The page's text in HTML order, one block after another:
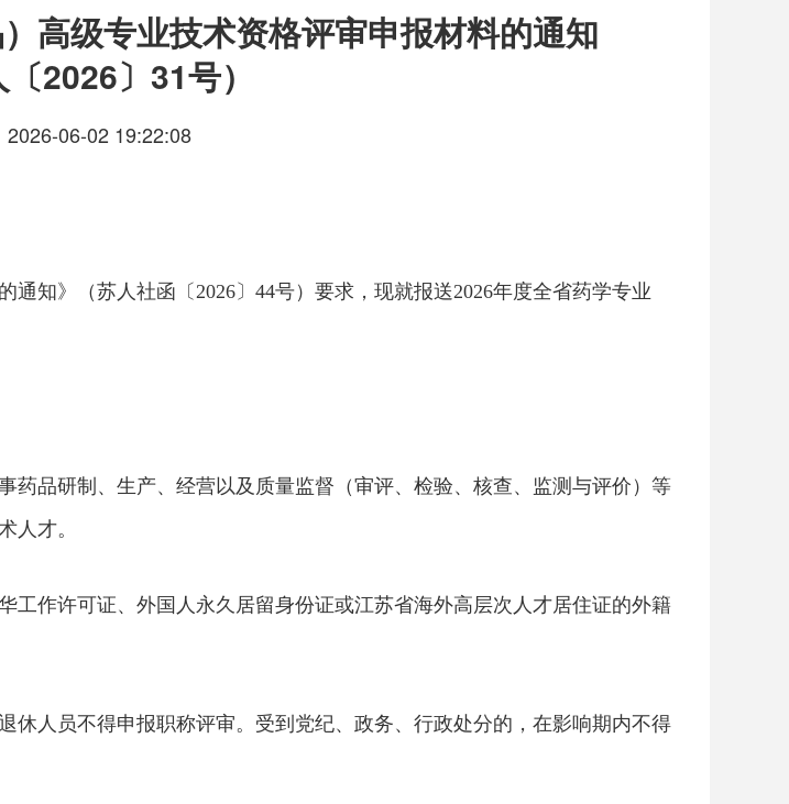
高级专业技术资格评审申报材料的通知
〔2026〕31号）
2026-06-02 19:22:08
知》（苏人社函〔2026〕44号）要求，现就报送2026年度全省药学专业
药品研制、生产、经营以及质量监督（审评、检验、核查、监测与评价）等
人才。
工作许可证、外国人永久居留身份证或江苏省海外高层次人才居住证的外籍
休人员不得申报职称评审。受到党纪、政务、行政处分的，在影响期内不得